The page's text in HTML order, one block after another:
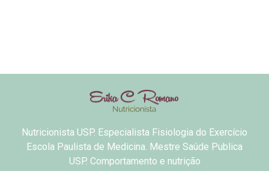
Nutricionista USP. Especialista Fisiologia do Exercício
Escola Paulista de Medicina. Mestre Saúde Publica
USP. Comportamento e nutrição